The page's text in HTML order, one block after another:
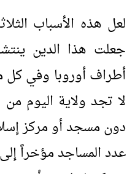
لعل هذه الأسباب
جعلت هذا الدين
أطراف أوروبا وفي كل
دون مسجد أو مركز